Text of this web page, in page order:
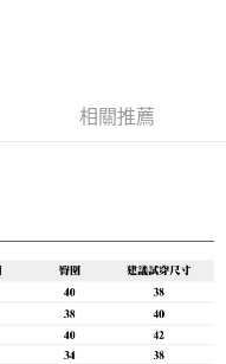
相關推薦